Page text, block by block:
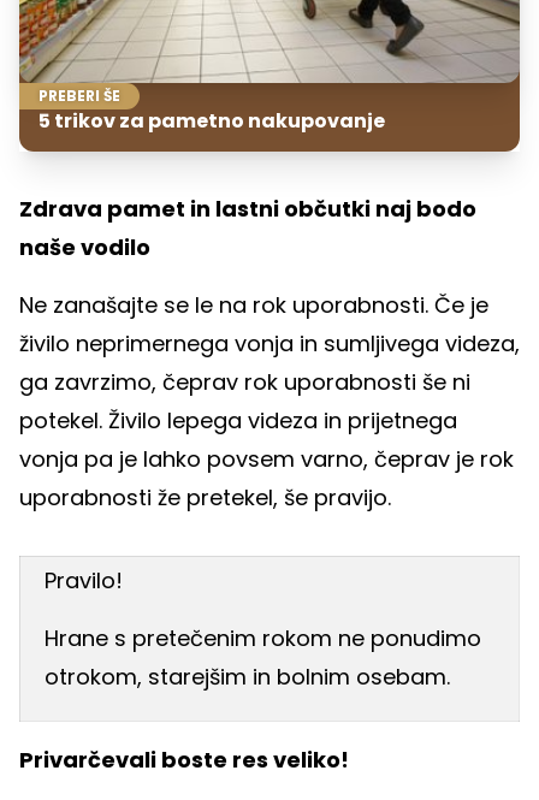
PREBERI ŠE
5 trikov za pametno nakupovanje
Zdrava pamet in lastni občutki naj bodo
naše vodilo
Ne zanašajte se le na rok uporabnosti. Če je
živilo neprimernega vonja in sumljivega videza,
ga zavrzimo, čeprav rok uporabnosti še ni
potekel. Živilo lepega videza in prijetnega
vonja pa je lahko povsem varno, čeprav je rok
uporabnosti že pretekel, še pravijo.
Pravilo!
Hrane s pretečenim rokom ne ponudimo
otrokom, starejšim in bolnim osebam.
Privarčevali boste res veliko!